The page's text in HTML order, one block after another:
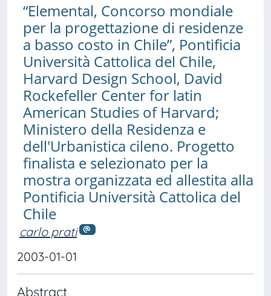
“Elemental, Concorso mondiale
per la progettazione di residenze
a basso costo in Chile”, Pontificia
Università Cattolica del Chile,
Harvard Design School, David
Rockefeller Center for latin
American Studies of Harvard;
Ministero della Residenza e
dell'Urbanistica cileno. Progetto
finalista e selezionato per la
mostra organizzata ed allestita alla
Pontificia Università Cattolica del
Chile
carlo prati
2003-01-01
Abstract